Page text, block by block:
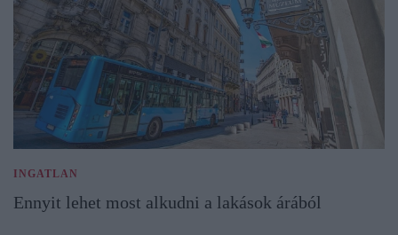
INGATLAN
Ennyit lehet most alkudni a lakások árából